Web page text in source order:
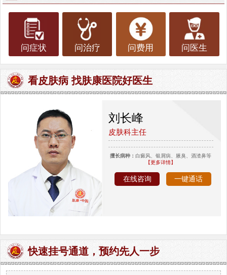
问症状 问治疗 问费用 问医生
看皮肤病 找肤康医院好医生
刘长峰
皮肤科主任
擅长病种：白癜风、银屑病、腋臭、酒渣鼻等
【更多详情】
在线咨询 一键通话
快速挂号通道，预约先人一步